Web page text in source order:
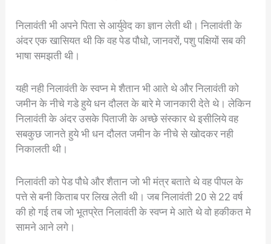
निलावंती भी अपने पिता से आर्युवेद का ज्ञान लेती थी। निलावंती के
अंदर एक खासियत थी कि वह पेड पौधो, जानवरों, पशु पक्षियों सब की
भाषा समझती थी।
यही नही निलावंती के स्वप्न मे शैतान भी आते थे और निलावंती को
जमीन के नीचे गडे हुये धन दौलत के बारे मे जानकारी देते थे। लेकिन
निलावंती के अंदर उसके पिताजी के अच्छे संस्कार थे इसीलिये वह
सबकुछ जानते हुये भी धन दौलत जमीन के नीचे से खोदकर नही
निकालती थी।
निलावंती को पेड पौधे और शैतान जो भी मंत्र बताते थे वह पीपल के
पत्ते से बनी किताब पर लिख लेती थी। जब निलावंती 20 से 22 वर्ष
की हो गई तब जो भूतप्रेत निलावंती के स्वप्न मे आते थे वो हकीकत मे
सामने आने लगे।